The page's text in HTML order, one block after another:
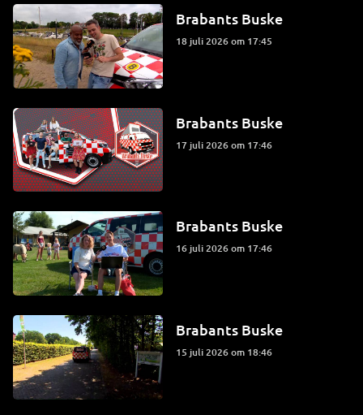
Brabants Buske
18 juli 2026 om 17:45
Brabants Buske
17 juli 2026 om 17:46
Brabants Buske
16 juli 2026 om 17:46
Brabants Buske
15 juli 2026 om 18:46